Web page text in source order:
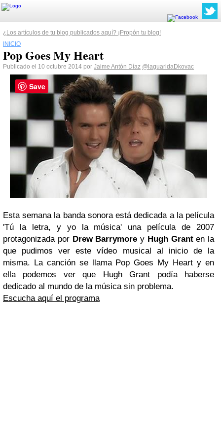
¿Los artículos de tu blog publicados aquí? ¡Propón tu blog!
INICIO
Pop Goes My Heart
Publicado el 10 octubre 2014 por Jaime Antón Díaz @laguaridaDkovac
Esta semana la banda sonora está dedicada a la película
'Tú la letra, y yo la música' una película de 2007
protagonizada por Drew Barrymore y Hugh Granten la
que pudimos ver este vídeo musical al inicio de la
misma. La canción se llama Pop Goes My Heart y en
ella podemos ver que Hugh Grant podía haberse
dedicado al mundo de la música sin problema.
Escucha aquí el programa
Save